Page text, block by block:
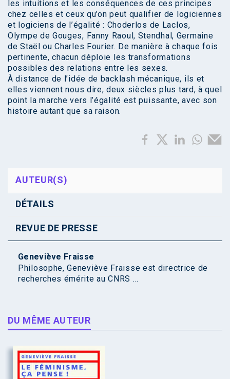
les intuitions et les conséquences de ces principes
chez celles et ceux qu’on peut qualifier de logiciennes
et logiciens de l’égalité : Choderlos de Laclos,
Olympe de Gouges, Fanny Raoul, Stendhal, Germaine
de Staël ou Charles Fourier. De manière à chaque fois
pertinente, chacun déploie les transformations
possibles des relations entre les sexes.
À distance de l’idée de backlash mécanique, ils et
elles viennent nous dire, deux siècles plus tard, à quel
point la marche vers l’égalité est puissante, avec son
histoire autant que sa raison.
AUTEUR(S)
DÉTAILS
REVUE DE PRESSE
Geneviève Fraisse
Philosophe, Geneviève Fraisse est directrice de
recherches émérite au CNRS ...
DU MÊME AUTEUR